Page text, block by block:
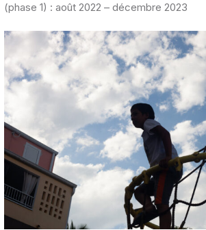
(phase 1) : août 2022 – décembre 2023